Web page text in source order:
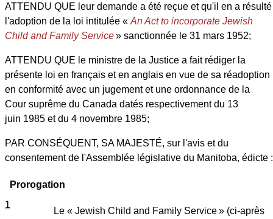
ATTENDU QUE leur demande a été reçue et qu'il en a résulté
l'adoption de la loi intitulée «An Act to incorporate Jewish
Child and Family Service» sanctionnée le 31 mars 1952;
ATTENDU QUE le ministre de la Justice a fait rédiger la
présente loi en français et en anglais en vue de sa réadoption
en conformité avec un jugement et une ordonnance de la
Cour suprême du Canada datés respectivement du 13
juin 1985 et du 4 novembre 1985;
PAR CONSÉQUENT, SA MAJESTÉ, sur l'avis et du
consentement de l'Assemblée législative du Manitoba, édicte :
Prorogation
1
Le « Jewish Child and Family Service » (ci-après